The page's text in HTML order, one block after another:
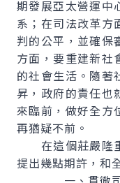
期發展亞太營運中
系；在司法改革方
判的公平，並確保
方面，要重建新社
的社會生活。隨著
昇，政府的責任也
來臨前，做好全方
再猶疑不前。
在這個莊嚴隆重
提出幾點期許，和